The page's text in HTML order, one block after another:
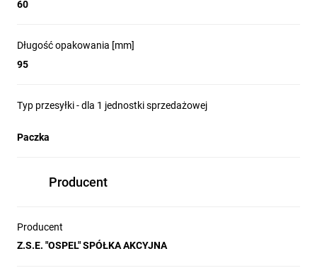
60
Długość opakowania [mm]
95
Typ przesyłki - dla 1 jednostki sprzedażowej
Paczka
Producent
Producent
Z.S.E. "OSPEL" SPÓŁKA AKCYJNA